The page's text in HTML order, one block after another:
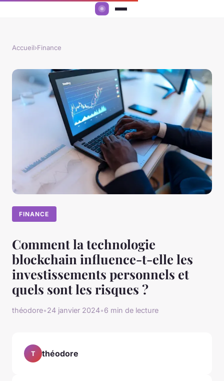
Accueil›Finance
FINANCE
Comment la technologie
blockchain influence-t-elle les
investissements personnels et
quels sont les risques ?
théodore•24 janvier 2024•6 min de lecture
T théodore